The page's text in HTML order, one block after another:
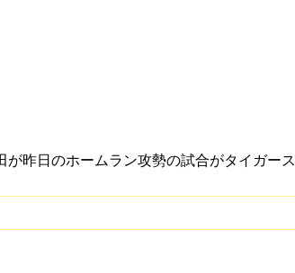
昨日のホームラン攻勢の試合がタイガース